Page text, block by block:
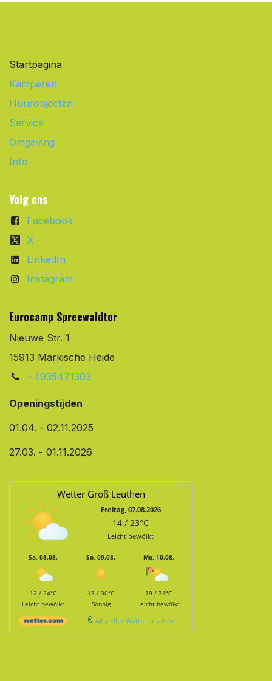
Startpagina
Kamperen
Huurobjecten
Service
Omgeving
Info
Volg ons
Facebook
X
LinkedIn
Instagram
Eurocamp Spreewaldtor
Nieuwe Str. 1
15913 Märkische Heide
+4935471303
Openingstijden
01.04. - 02.11.2025
27.03. - 01.11.2026
Wetter Groß Leuthen
Freitag, 07.08.2026
14 / 23°C
Leicht bewölkt
Sa, 08.08.
12 / 24°C
Leicht bewölkt
So, 09.08.
13 / 30°C
Sonnig
Mo, 10.08.
19 / 31°C
Leicht bewölkt
Aktuelles Wetter ansehen